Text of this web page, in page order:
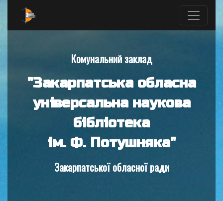
Комунальний заклад
"Закарпатська обласна
універсальна наукова
бібліотека
ім. Ф. Потушняка"
Закарпатської обласної ради